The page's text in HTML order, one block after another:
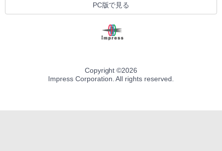
PC版で見る
Copyright ©2026
Impress Corporation. All rights reserved.